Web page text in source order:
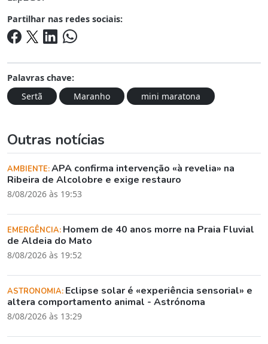
Partilhar nas redes sociais:
Palavras chave:
Sertã
Maranho mini maratona
Outras notícias
AMBIENTE:APA confirma intervenção «à revelia» na
Ribeira de Alcolobre e exige restauro
8/08/2026 às 19:53
EMERGÊNCIA: Homem de 40 anos morre na Praia Fluvial
de Aldeia do Mato
8/08/2026 às 19:52
ASTRONOMIA: Eclipse solar é «experiência sensorial» e
altera comportamento animal - Astrónoma
8/08/2026 às 13:29